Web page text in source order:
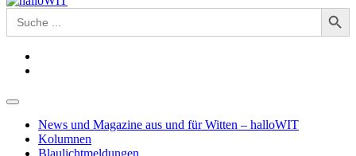
Search
for:
Search Button
News und Magazine aus und für Witten – halloWIT
Kolumnen
Blaulichtmeldungen